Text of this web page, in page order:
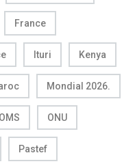
France
Ituri Kenya
Mondial 2026.
OMS ONU
Pastef